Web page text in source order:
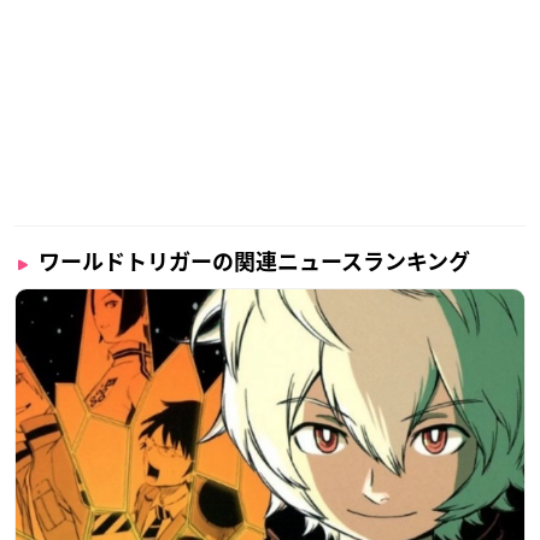
ワールドトリガーの関連ニュースランキング